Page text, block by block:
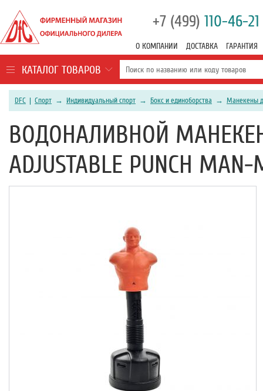
+7 (499) 110-46-21
О КОМПАНИИ ДОСТАВКА ГАРАНТИЯ
КАТАЛОГ ТОВАРОВ
DFC | Спорт → Индивидуальный спорт → Бокс и единоборства → Манекены
ВОДОНАЛИВНОЙ МАНЕКЕН
ADJUSTABLE PUNCH